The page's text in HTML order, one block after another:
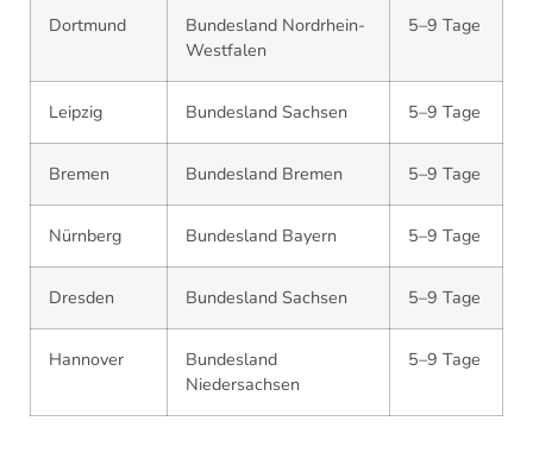
Dortmund
Bundesland Nordrhein-
Westfalen
5–9 Tage
Leipzig Bundesland Sachsen 5–9 Tage
Bremen Bundesland Bremen 5–9 Tage
Nürnberg Bundesland Bayern 5–9 Tage
Dresden Bundesland Sachsen 5–9 Tage
Hannover
Bundesland
Niedersachsen
5–9 Tage